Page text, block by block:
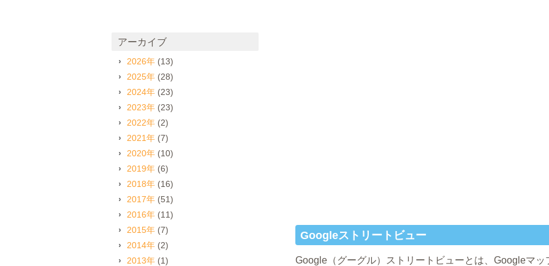
Googleストリートビュー
Google（グーグル）ストリートビューとは、Googleマ
アーカイブ
2026年 (13)
2025年 (28)
2024年 (23)
2023年 (23)
2022年 (2)
2021年 (7)
2020年 (10)
2019年 (6)
2018年 (16)
2017年 (51)
2016年 (11)
2015年 (7)
2014年 (2)
2013年 (1)